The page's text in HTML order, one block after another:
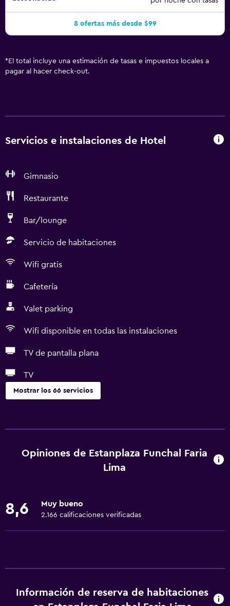
8 ofertas más desde $99
* El total incluye una estimación de tasas e impuestos locales a
pagar al hacer check-out.
Servicios e instalaciones de Hotel
Gimnasio
Restaurante
Bar/lounge
Servicio de habitaciones
Wifi gratis
Cafetería
Valet parking
Wifi disponible en todas las instalaciones
TV de pantalla plana
TV
Mostrar los 66 servicios
Wifi gratis
Wifi disponible en todas las instalaciones
Extinguidor
Artículos de aseo gratis
Aire acondicionado
Opiniones de Estanplaza Funchal Faria
Lima
8,6 Muy bueno
2.166 calificaciones verificadas
Información de reserva de habitaciones